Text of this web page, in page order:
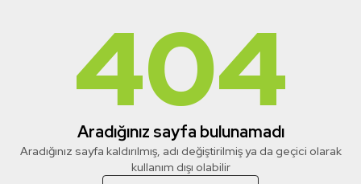
404
Aradığınız sayfa bulunamadı
Aradığınız sayfa kaldırılmış, adı değiştirilmiş ya da geçici olarak
kullanım dışı olabilir